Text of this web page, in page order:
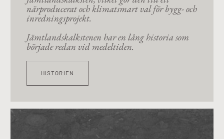
närproducerat och klimatsmart val för bygg- och
inredningsprojekt.
Jämtlandskalkstenen har en lång historia som
började redan vid medeltiden.
HISTORIEN